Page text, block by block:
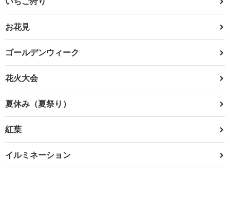
お花見
ゴールデンウィーク
花火大会
夏休み（夏祭り）
紅葉
イルミネーション